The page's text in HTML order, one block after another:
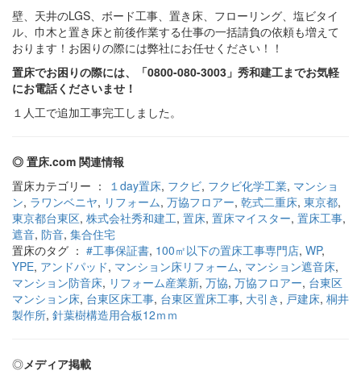
壁、天井のLGS、ボード工事、置き床、フローリング、塩ビタイ
ル、巾木と置き床と前後作業する仕事の一括請負の依頼も増えて
おります！お困りの際には弊社にお任せください！！
置床でお困りの際には、「0800-080-3003」秀和建工までお気軽
にお電話くださいませ！
１人工で追加工事完工しました。
◎ 置床.com 関連情報
置床カテゴリー ：
１day置床, フクビ, フクビ化学工業, マンショ
ン, ラワンベニヤ, リフォーム, 万協フロアー, 乾式二重床, 東京都,
東京都台東区, 株式会社秀和建工, 置床, 置床マイスター, 置床工事,
遮音, 防音, 集合住宅
置床のタグ ： #工事保証書, 100㎡以下の置床工事専門店, WP,
YPE, アンドパッド, マンション床リフォーム, マンション遮音床,
マンション防音床, リフォーム産業新, 万協, 万協フロアー, 台東区
マンション床, 台東区床工事, 台東区置床工事, 大引き , 戸建床, 桐井
製作所, 針葉樹構造用合板12ｍｍ
◎メディア掲載